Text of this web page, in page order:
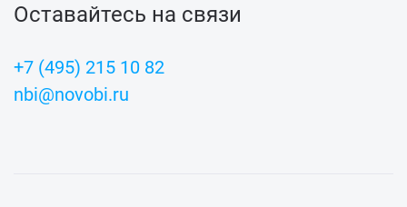
Оставайтесь на связи
+7 (495) 215 10 82
nbi@novobi.ru